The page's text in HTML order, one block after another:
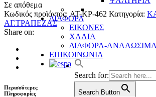
ΔΙΑΦΟΡΑ
ΕΙΚΟΝΕΣ
ΧΑΛΙΑ
ΔΙΑΦΟΡΑ-ΑΝΑΛΩΣΙΜΑ
ΕΠΙΚΟΙΝΩΝΙΑ
Search for:
Search Button
Σε απόθεμα
Κωδικός προϊόντος:AT-KP-462 Κατηγορία:
ΑΓ.ΤΡΑΠΕΖΑΣ
Share on:
Περισσότερες
Πληροφορίες